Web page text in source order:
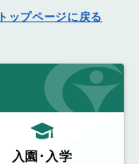
トップページに戻る
入園･入学